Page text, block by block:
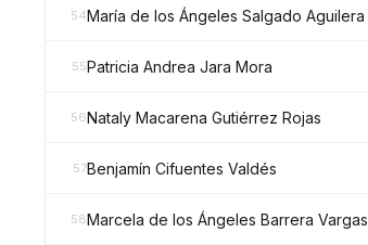
54María de los Ángeles Salgado Aguilera
55Patricia Andrea Jara Mora
56Nataly Macarena Gutiérrez Rojas
57Benjamín Cifuentes Valdés
58Marcela de los Ángeles Barrera Vargas